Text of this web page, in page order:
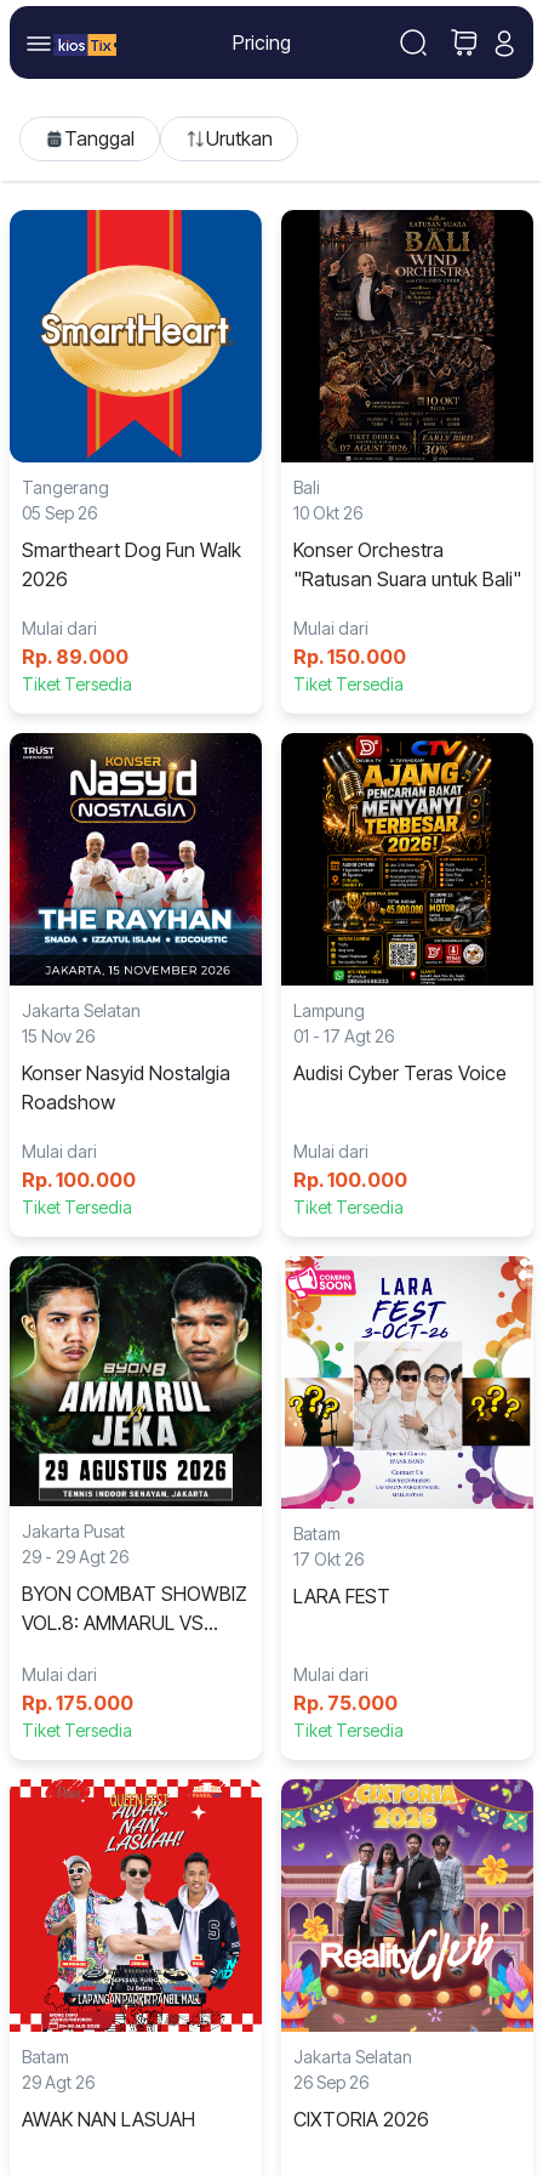
Pricing
Tanggal Urutkan
Tangerang
05 Sep 26
Smartheart Dog Fun Walk
2026
Mulai dari
Rp. 89.000
Tiket Tersedia
Bali
10 Okt 26
Konser Orchestra
"Ratusan Suara untuk Bali"
Mulai dari
Rp. 150.000
Tiket Tersedia
Jakarta Selatan
15 Nov 26
Konser Nasyid Nostalgia
Roadshow
Mulai dari
Rp. 100.000
Tiket Tersedia
Lampung
01 - 17 Agt 26
Audisi Cyber Teras Voice
Mulai dari
Rp. 100.000
Tiket Tersedia
Jakarta Pusat
29 - 29 Agt 26
BYON COMBAT SHOWBIZ
VOL.8: AMMARUL VS
Mulai dari
Rp. 175.000
Tiket Tersedia
Batam
17 Okt 26
LARA FEST
Mulai dari
Rp. 75.000
Tiket Tersedia
Batam
29 Agt 26
AWAK NAN LASUAH
Jakarta Selatan
26 Sep 26
CIXTORIA 2026